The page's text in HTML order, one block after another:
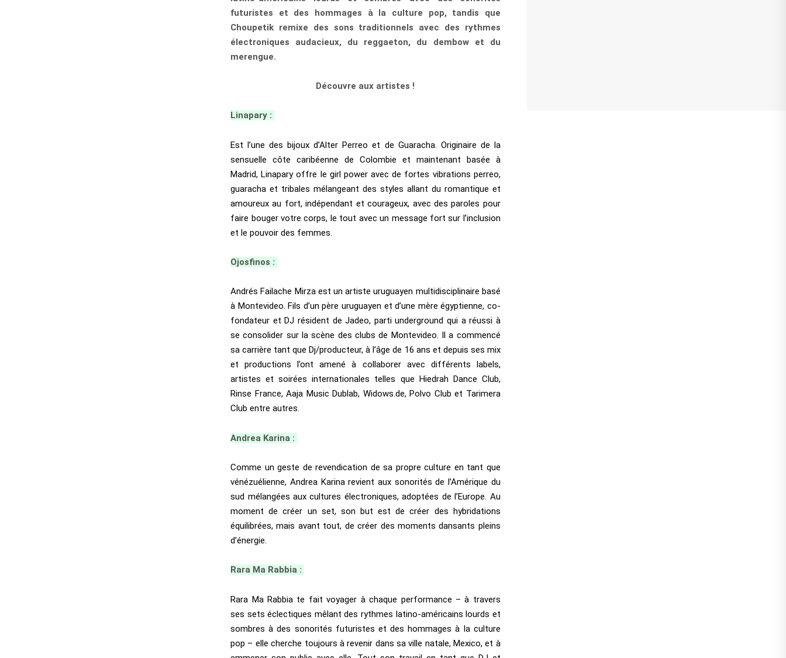
futuristes et des hommages à la culture pop, tandis que
Choupetik remixe des sons traditionnels avec des rythmes
électroniques audacieux, du reggaeton, du dembow et du
merengue.
Découvre aux artistes !
Linapary :
Est l’une des bijoux d’Alter Perreo et de Guaracha. Originaire de la
sensuelle côte caribéenne de Colombie et maintenant basée à
Madrid, Linapary offre le girl power avec de fortes vibrations perreo,
guaracha et tribales mélangeant des styles allant du romantique et
amoureux au fort, indépendant et courageux, avec des paroles pour
faire bouger votre corps, le tout avec un message fort sur l’inclusion
et le pouvoir des femmes.
Ojosfinos :
Andrés Failache Mirza est un artiste uruguayen multidisciplinaire basé
à Montevideo. Fils d’un père uruguayen et d’une mère égyptienne, co-
fondateur et DJ résident de Jadeo, parti underground qui a réussi à
se consolider sur la scène des clubs de Montevideo. Il a commencé
sa carrière tant que Dj/producteur, à l’âge de 16 ans et depuis ses mix
et productions l’ont amené à collaborer avec différents labels,
artistes et soirées internationales telles que Hiedrah Dance Club,
Rinse France, Aaja Music Dublab, Widows.de, Polvo Club et Tarimera
Club entre autres.
Andrea Karina :
Comme un geste de revendication de sa propre culture en tant que
vénézuélienne, Andrea Karina revient aux sonorités de l’Amérique du
sud mélangées aux cultures électroniques, adoptées de l’Europe. Au
moment de créer un set, son but est de créer des hybridations
équilibrées, mais avant tout, de créer des moments dansants pleins
d’énergie.
Rara Ma Rabbia :
Rara Ma Rabbia te fait voyager à chaque performance – à travers
ses sets éclectiques mêlant des rythmes latino-américains lourds et
sombres à des sonorités futuristes et des hommages à la culture
pop – elle cherche toujours à revenir dans sa ville natale, Mexico, et à